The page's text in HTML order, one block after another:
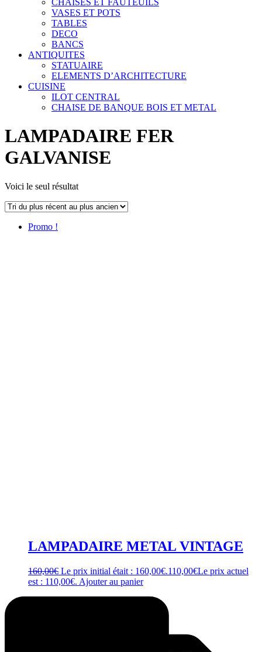
CHAISES ET FAUTEUILS
VASES ET POTS
TABLES
DECO
BANCS
ANTIQUITES
STATUAIRE
ELEMENTS D’ARCHITECTURE
CUISINE
ILOT CENTRAL
CHAISE DE BANQUE BOIS ET METAL
LAMPADAIRE FER
GALVANISE
Voici le seul résultat
Promo !
LAMPADAIRE METAL VINTAGE
160,00€ Le prix initial était : 160,00€.110,00€Le prix actuel
est : 110,00€. Ajouter au panier